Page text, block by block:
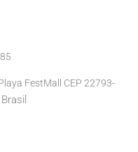
FestMall CEP 22793-
Brasil